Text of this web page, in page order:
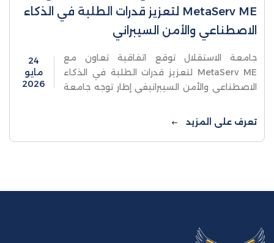
MetaServ ME لتعزيز قدرات الطلبة في الذكاء
الاصطناعي والأمن السيبراني
جامعة الاستقلال توقع اتفاقية تعاون مع
MetaServ ME لتعزيز قدرات الطلبة في الذكاء
الاصطناعي والأمن السيبرانيفي إطار توجه جامعة
حضورها في مجالات التكنولوجيا الحديثة ...
24
مايو
2026
تعرف على المزيد